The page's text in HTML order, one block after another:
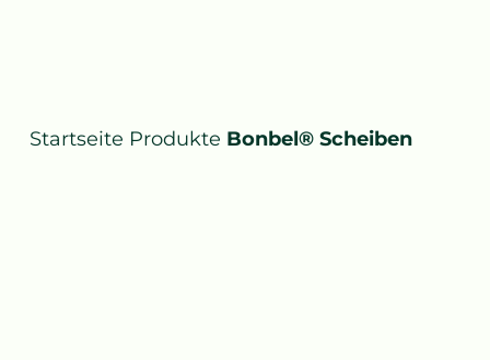
Startseite Produkte Bonbel® Scheiben